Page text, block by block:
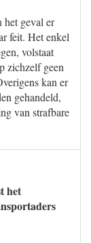
het geval er
feit. Het enkel
volstaat
zichzelf geen
kan er
gehandeld,
van strafbare
het